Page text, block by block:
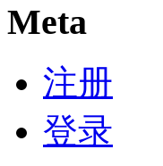
Meta
注册
登录